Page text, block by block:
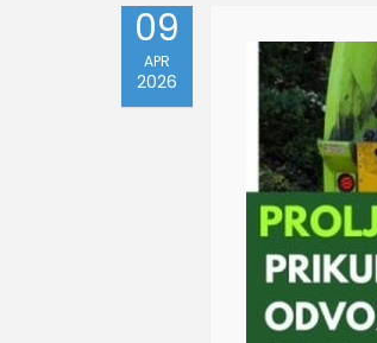
09
APR
2026